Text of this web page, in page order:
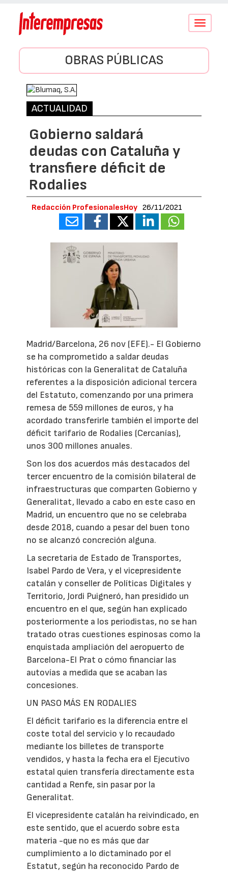
Conmutar
OBRAS PÚBLICAS
ACTUALIDAD
Gobierno saldará
deudas con Cataluña y
transfiere déficit de
Rodalies
Redacción ProfesionalesHoy 26/11/2021
Madrid/Barcelona, 26 nov (EFE).- El Gobierno
se ha comprometido a saldar deudas
históricas con la Generalitat de Cataluña
referentes a la disposición adicional tercera
del Estatuto, comenzando por una primera
remesa de 559 millones de euros, y ha
acordado transferirle también el importe del
déficit tarifario de Rodalies (Cercanías),
unos 300 millones anuales.
Son los dos acuerdos más destacados del
tercer encuentro de la comisión bilateral de
infraestructuras que comparten Gobierno y
Generalitat, llevado a cabo en este caso en
Madrid, un encuentro que no se celebraba
desde 2018, cuando a pesar del buen tono
no se alcanzó concreción alguna.
La secretaria de Estado de Transportes,
Isabel Pardo de Vera, y el vicepresidente
catalán y conseller de Políticas Digitales y
Territorio, Jordi Puigneró, han presidido un
encuentro en el que, según han explicado
posteriormente a los periodistas, no se han
tratado otras cuestiones espinosas como la
enquistada ampliación del aeropuerto de
Barcelona-El Prat o cómo financiar las
autovías a medida que se acaban las
concesiones.
UN PASO MÁS EN RODALIES
El déficit tarifario es la diferencia entre el
coste total del servicio y lo recaudado
mediante los billetes de transporte
vendidos, y hasta la fecha era el Ejecutivo
estatal quien transfería directamente esta
cantidad a Renfe, sin pasar por la
Generalitat.
El vicepresidente catalán ha reivindicado, en
este sentido, que el acuerdo sobre esta
materia -que no es más que dar
cumplimiento a lo dictaminado por el
Estatut, según ha reconocido Pardo de